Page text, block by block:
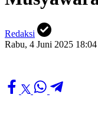
Redaksi
Rabu, 4 Juni 2025